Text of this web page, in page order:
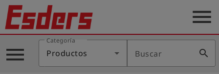
Productos
Blog
menu
menu
Categoría
Productos Buscar search